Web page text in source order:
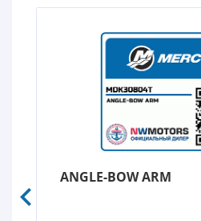
ANGLE-BOW ARM